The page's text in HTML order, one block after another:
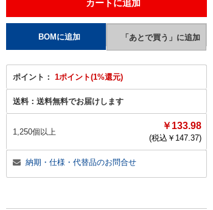
ポイント： 1ポイント(1%還元)
送料： 送料無料でお届けします
1,250個以上
￥133.98
(税込￥ 147.37)
納期・仕様・代替品のお問合せ